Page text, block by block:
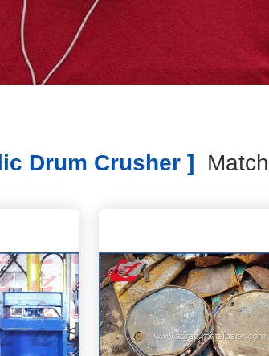
Drum Crusher ] Match